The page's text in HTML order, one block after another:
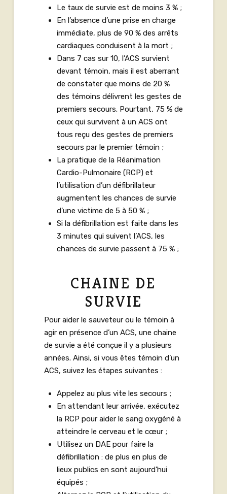
Le taux de survie est de moins 3 % ;
En l’absence d’une prise en charge
immédiate, plus de 90 % des arrêts
cardiaques conduisent à la mort ;
Dans 7 cas sur 10, l’ACS survient
devant témoin, mais il est aberrant
de constater que moins de 20 %
des témoins délivrent les gestes de
premiers secours. Pourtant, 75 % de
ceux qui survivent à un ACS ont
tous reçu des gestes de premiers
secours par le premier témoin ;
La pratique de la Réanimation
Cardio-Pulmonaire (RCP) et
l’utilisation d’un défibrillateur
augmentent les chances de survie
d’une victime de 5 à 50 % ;
Si la défibrillation est faite dans les
3 minutes qui suivent l’ACS, les
chances de survie passent à 75 % ;
CHAINE DE
SURVIE
Pour aider le sauveteur ou le témoin à
agir en présence d’un ACS, une chaine
de survie a été conçue il y a plusieurs
années. Ainsi, si vous êtes témoin d’un
ACS, suivez les étapes suivantes :
Appelez au plus vite les secours ;
En attendant leur arrivée, exécutez
la RCP pour aider le sang oxygéné à
atteindre le cerveau et le cœur ;
Utilisez un DAE pour faire la
défibrillation : de plus en plus de
lieux publics en sont aujourd’hui
équipés ;